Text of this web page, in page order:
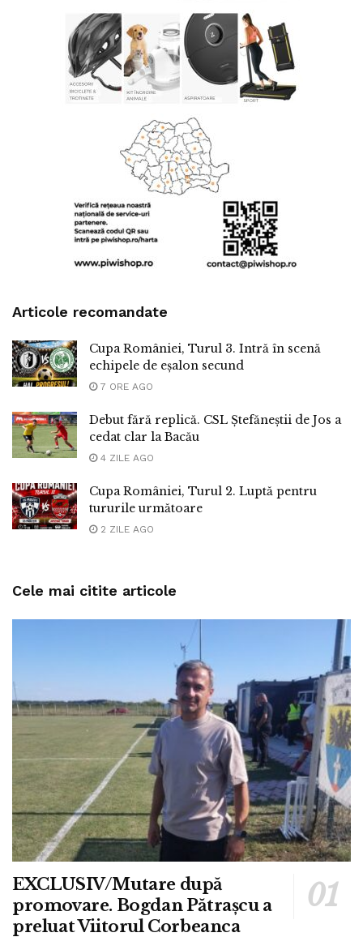
Articole recomandate
Cupa României, Turul 3. Intră în scenă
echipele de eșalon secund
7 ORE AGO
Debut fără replică. CSL Ștefăneștii de Jos a
cedat clar la Bacău
4 ZILE AGO
Cupa României, Turul 2. Luptă pentru
tururile următoare
2 ZILE AGO
Cele mai citite articole
EXCLUSIV/Mutare după
promovare. Bogdan Pătrașcu a
preluat Viitorul Corbeanca